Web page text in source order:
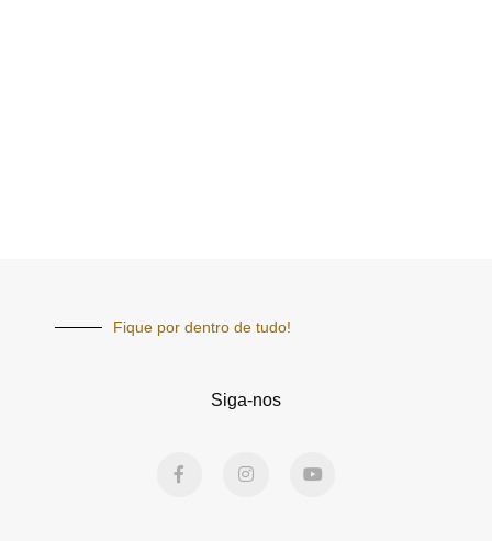
Fique por dentro de tudo!
Siga-nos
a
n
o